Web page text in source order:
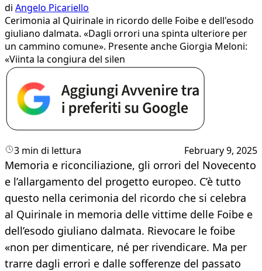
di Angelo Picariello
Cerimonia al Quirinale in ricordo delle Foibe e dell'esodo
giuliano dalmata. «Dagli orrori una spinta ulteriore per
un cammino comune». Presente anche Giorgia Meloni:
«Viinta la congiura del silen
3 min di lettura February 9, 2025
Memoria e riconciliazione, gli orrori del Novecento
e l’allargamento del progetto europeo. C’è tutto
questo nella cerimonia del ricordo che si celebra
al Quirinale in memoria delle vittime delle Foibe e
dell’esodo giuliano dalmata. Rievocare le foibe
«non per dimenticare, né per rivendicare. Ma per
trarre dagli errori e dalle sofferenze del passato